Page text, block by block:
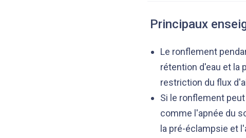
Principaux
Le ronflement
rétention d'eau et la
restriction du flux
Si le ronflement
comme l'apnée du
la pré-éclampsie et